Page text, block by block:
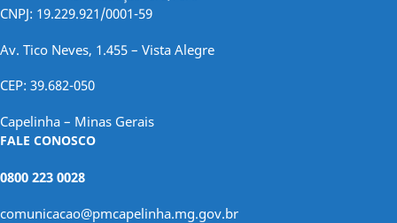
CNPJ: 19.229.921/0001-59
Av. Tico Neves, 1.455 – Vista Alegre
CEP: 39.682-050
Capelinha – Minas Gerais
FALE CONOSCO
0800 223 0028
comunicacao@pmcapelinha.mg.gov.br